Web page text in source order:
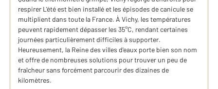
respirer L'été est bien installé et les épisodes de canicule se
multiplient dans toute la France. À Vichy, les températures
peuvent rapidement dépasser les 35°C, rendant certaines
journées particulièrement difficiles à supporter.
Heureusement, la Reine des villes d'eaux porte bien son nom
et offre de nombreuses solutions pour trouver un peu de
fraîcheur sans forcément parcourir des dizaines de
kilomètres.